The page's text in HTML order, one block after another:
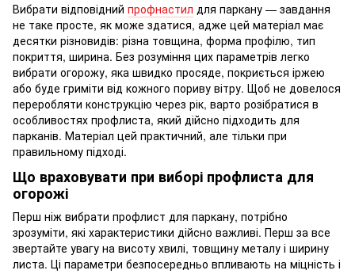
Вибрати відповідний профнастил для паркану — завдання
не таке просте, як може здатися, адже цей матеріал має
десятки різновидів: різна товщина, форма профілю, тип
покриття, ширина. Без розуміння цих параметрів легко
вибрати огорожу, яка швидко просяде, покриється іржею
або буде гриміти від кожного пориву вітру. Щоб не довелося
переробляти конструкцію через рік, варто розібратися в
особливостях профлиста, який дійсно підходить для
парканів. Матеріал цей практичний, але тільки при
правильному підході.
Що враховувати при виборі профлиста для
огорожі
Перш ніж вибрати профлист для паркану, потрібно
зрозуміти, які характеристики дійсно важливі. Перш за все
звертайте увагу на висоту хвилі, товщину металу і ширину
листа. Ці параметри безпосередньо впливають на міцність і